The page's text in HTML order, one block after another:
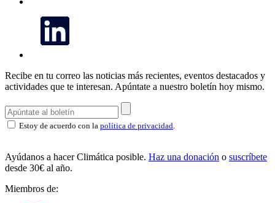
Recibe en tu correo las noticias más recientes, eventos destacados y
actividades que te interesan. Apúntate a nuestro boletín hoy mismo.
Estoy de acuerdo con la política de privacidad.
Ayúdanos a hacer Climática posible. Haz una donación o suscríbete
desde 30€ al año.
Miembros de: